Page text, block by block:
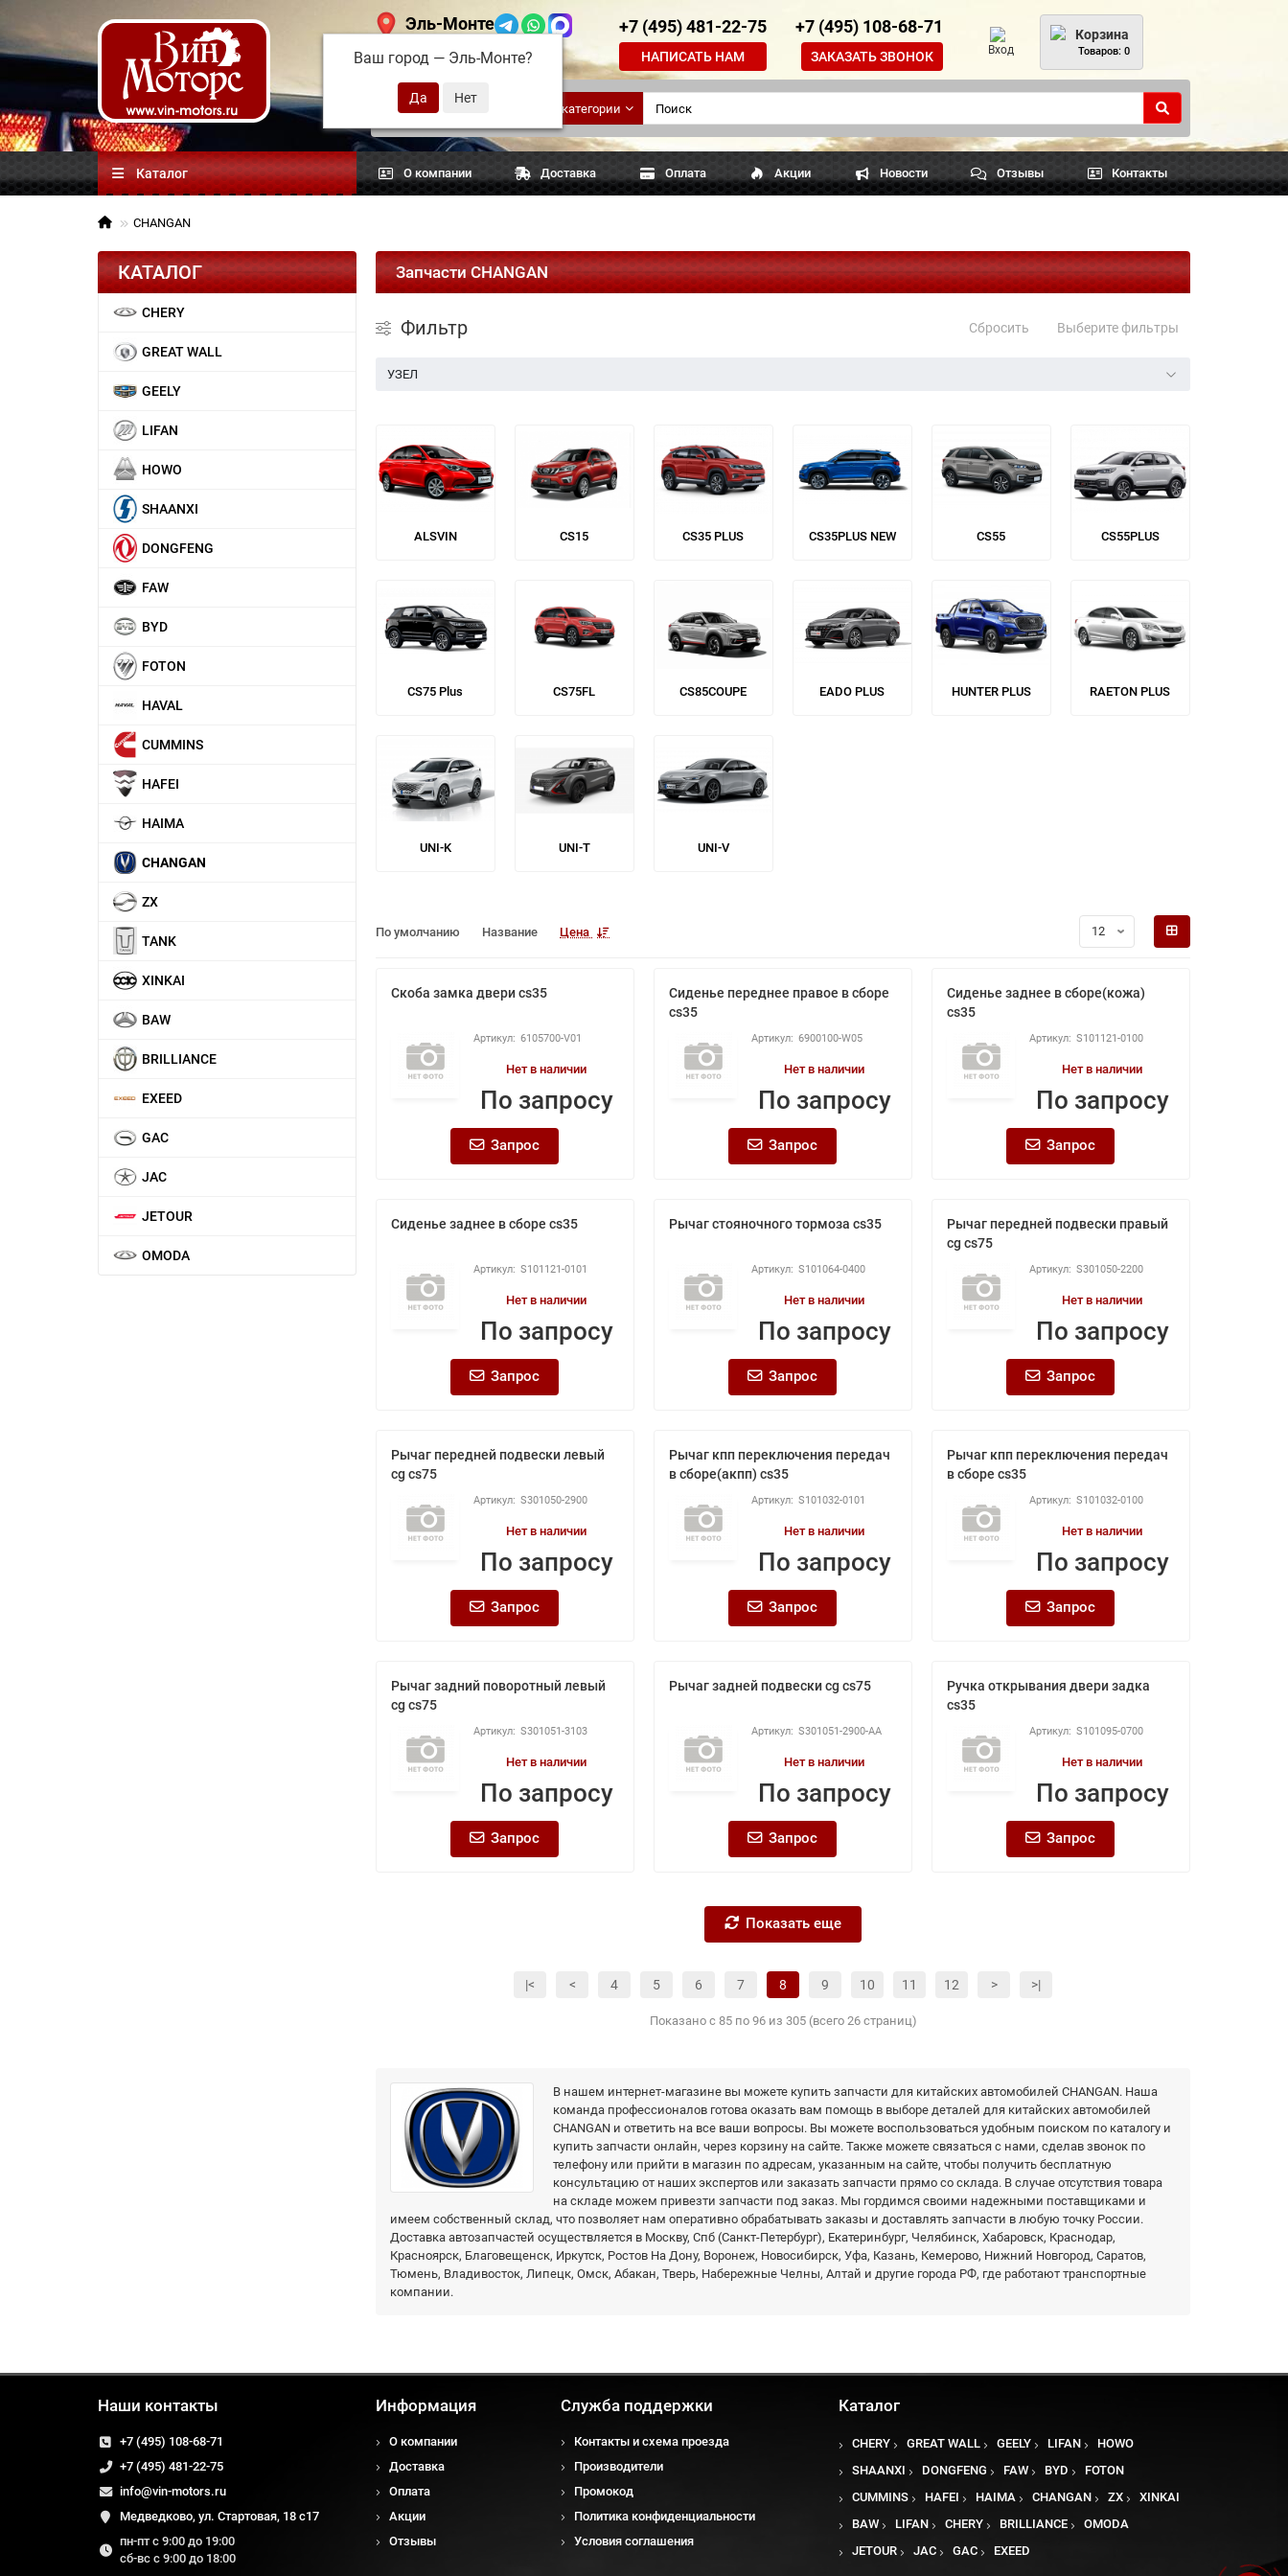
Эль-Монте
Ваш город — Эль-Монте?
+7 (495) 481-22-75
НАПИСАТЬ НАМ
+7 (495) 108-68-71
ЗАКАЗАТЬ ЗВОНОК Вход
Корзина
Товаров: 0
Китайские
автозапчасти
Все категории
Каталог О компании Доставка Оплата Акции Новости Отзывы Контакты
CHANGAN
КАТАЛОГ
CHERY
GREAT WALL
GEELY
LIFAN
HOWO
SHAANXI
DONGFENG
FAW
BYD
FOTON
HAVAL
CUMMINS
HAFEI
HAIMA
CHANGAN
ZX
TANK
XINKAI
BAW
BRILLIANCE
EXEED
GAC
JAC
JETOUR
OMODA
Запчасти CHANGAN
Фильтр Сбросить Выберите фильтры
УЗЕЛ
ALSVIN CS15 CS35 PLUS CS35PLUS NEW CS55 CS55PLUS
CS75 Plus CS75FL CS85COUPE EADO PLUS HUNTER PLUS RAETON PLUS
UNI-K UNI-T UNI-V
По умолчанию Название Цена
Скоба замка двери cs35
6105700-V01
Нет в наличии
По запросу
Запрос
Сиденье переднее правое в сборе
cs35
6900100-W05
Нет в наличии
По запросу
Запрос
Сиденье заднее в сборе(кожа)
cs35
S101121-0100
Нет в наличии
По запросу
Запрос
Сиденье заднее в сборе cs35
S101121-0101
Нет в наличии
По запросу
Запрос
Рычаг стояночного тормоза cs35
S101064-0400
Нет в наличии
По запросу
Запрос
Рычаг передней подвески правый
cg cs75
S301050-2200
Нет в наличии
По запросу
Запрос
Рычаг передней подвески левый
cg cs75
S301050-2900
Нет в наличии
По запросу
Запрос
Рычаг кпп переключения передач
в сборе(акпп) cs35
S101032-0101
Нет в наличии
По запросу
Запрос
Рычаг кпп переключения передач
в сборе cs35
S101032-0100
Нет в наличии
По запросу
Запрос
Рычаг задний поворотный левый
cg cs75
S301051-3103
Нет в наличии
По запросу
Запрос
Рычаг задней подвески cg cs75
S301051-2900-AA
Нет в наличии
По запросу
Запрос
Ручка открывания двери задка
cs35
S101095-0700
Нет в наличии
По запросу
Запрос
Показать еще
|< < 4 5 6 7 8 9 10 11 12 > >|
Показано с 85 по 96 из 305 (всего 26 страниц)
В нашем интернет-магазине вы можете купить запчасти для китайских автомобилей CHANGAN. Наша
команда профессионалов готова оказать вам помощь в выборе деталей для китайских автомобилей
CHANGAN и ответить на все ваши вопросы. Вы можете воспользоваться удобным поиском по каталогу и
купить запчасти онлайн, через корзину на сайте. Также можете связаться с нами, сделав звонок по
телефону или прийти в магазин по адресам, указанным на сайте, чтобы получить бесплатную
консультацию от наших экспертов или заказать запчасти прямо со склада. В случае отсутствия товара
на складе можем привезти запчасти под заказ. Мы гордимся своими надежными поставщиками и
имеем собственный склад, что позволяет нам оперативно обрабатывать заказы и доставлять запчасти в любую точку России.
Доставка автозапчастей осуществляется в Москву, Спб (Санкт-Петербург), Екатеринбург, Челябинск, Хабаровск, Краснодар,
Красноярск, Благовещенск, Иркутск, Ростов На Дону, Воронеж, Новосибирск, Уфа, Казань, Кемерово, Нижний Новгород, Саратов,
Тюмень, Владивосток, Липецк, Омск, Абакан, Тверь, Набережные Челны, Алтай и другие города РФ, где работают транспортные
компании.
Наши контакты
+7 (495) 108-68-71
+7 (495) 481-22-75
info@vin-motors.ru
Медведково, ул. Стартовая, 18 с17
пн-пт с 9:00 до 19:00
сб-вс с 9:00 до 18:00
Информация
О компании
Доставка
Оплата
Акции
Отзывы
Служба поддержки
Контакты и схема проезда
Производители
Промокод
Политика конфиденциальности
Условия соглашения
Каталог
CHERY GREAT WALL GEELY LIFAN
HOWO
SHAANXI
DONGFENG FAW BYD
FOTON
CUMMINS
HAFEI HAIMA CHANGAN ZX
XINKAI
BAW
LIFAN CHERY BRILLIANCE
OMODA
JETOUR
JAC GAC EXEED